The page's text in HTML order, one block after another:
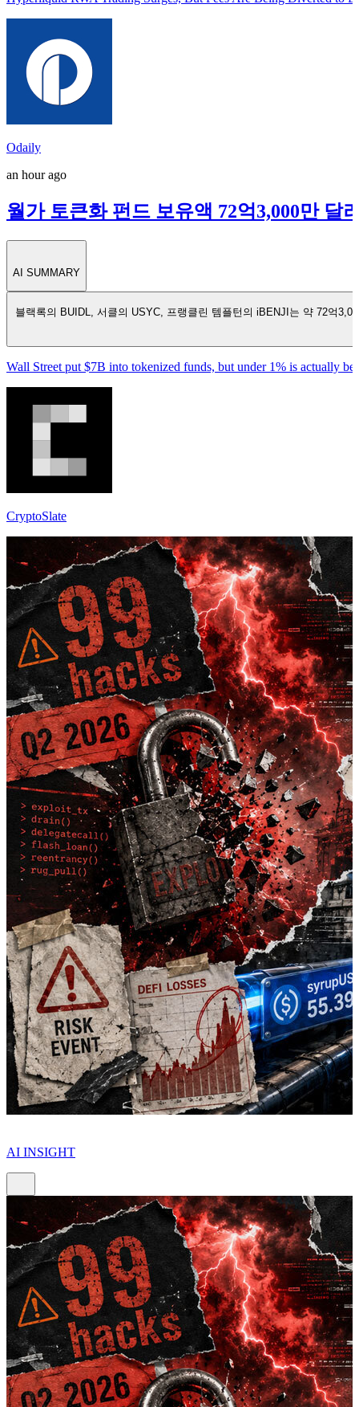
Odaily
an hour ago
월가 토큰화 펀드 보유액 72억3,000만
AI SUMMARY
블랙록의 BUIDL, 서클의 USYC, 프랭클린 템플턴의 iBENJI는 약 72억
Wall Street put $7B into tokenized funds, but under 1% is actually
CryptoSlate
AI INSIGHT